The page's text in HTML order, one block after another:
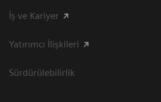
İş ve Kariyer
Yatırımcı İlişkileri
Sürdürülebilirlik